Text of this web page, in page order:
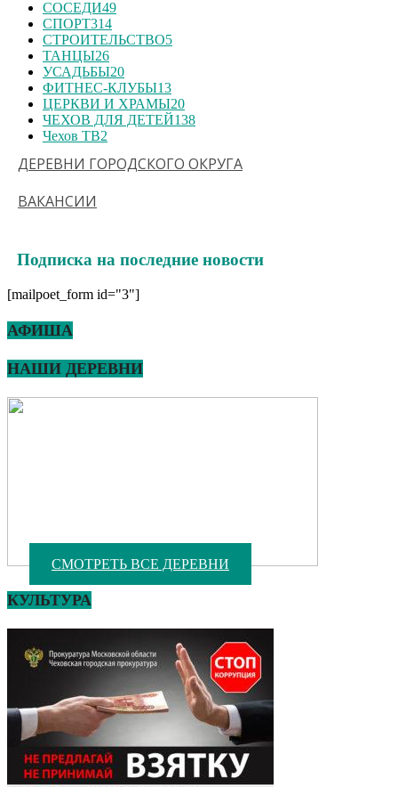
СОСЕДИ49
СПОРТ314
СТРОИТЕЛЬСТВО5
ТАНЦЫ26
УСАДЬБЫ20
ФИТНЕС-КЛУБЫ13
ЦЕРКВИ И ХРАМЫ20
ЧЕХОВ ДЛЯ ДЕТЕЙ138
Чехов ТВ2
ДЕРЕВНИ ГОРОДСКОГО ОКРУГА
ВАКАНСИИ
Подписка на последние новости
[mailpoet_form id="3"]
АФИША
НАШИ ДЕРЕВНИ
СМОТРЕТЬ ВСЕ ДЕРЕВНИ
КУЛЬТУРА